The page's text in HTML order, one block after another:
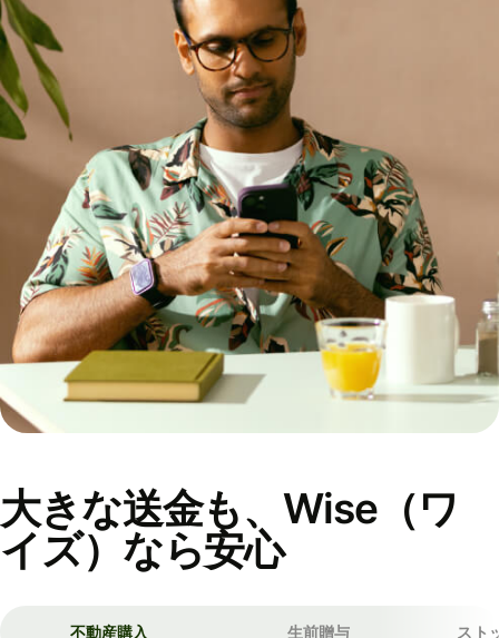
大きな送金も、Wise（ワ
イズ）なら安心
不動産購入 生前贈与 スト